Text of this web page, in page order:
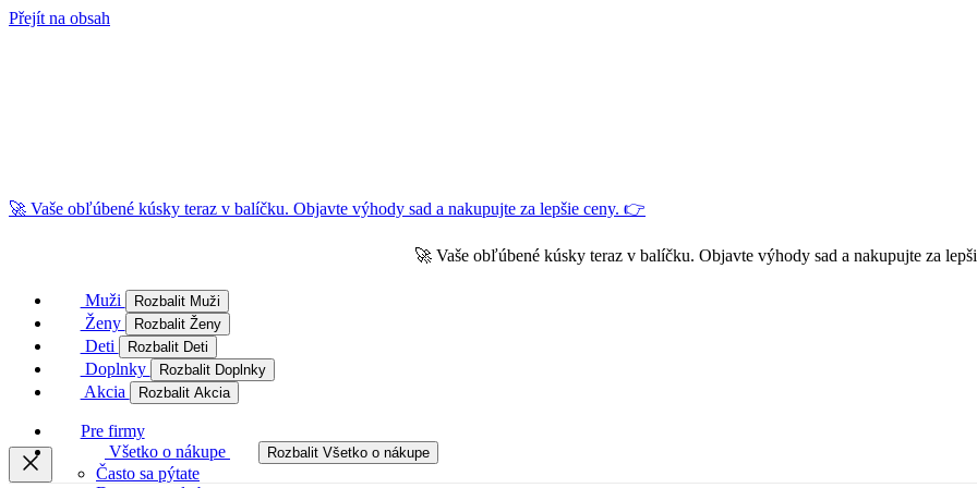
Přejít na obsah
🚀 Vaše obľúbené kúsky teraz v balíčku. Objavte výhody sad a nakupujte za lepšie ceny. 👉
🚀 Vaše obľúbené kúsky teraz v balíčku. Objavte výhody sad a nakupujte za
Muži Rozbalit Muži
Ženy Rozbalit Ženy
Deti Rozbalit Deti
Doplnky Rozbalit Doplnky
Akcia Rozbalit Akcia
Pre firmy
Všetko o nákupe
Rozbalit Všetko o nákupe
Často sa pýtate